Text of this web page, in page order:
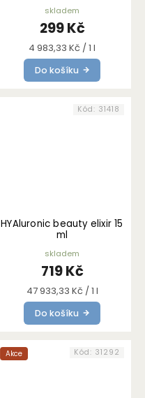
skladem
299 Kč
Měrná
cena:
4 983,33 Kč / 1 l
Do košíku
HYAluronic beauty elixir 15
ml
skladem
719 Kč
Měrná
cena:
47 933,33 Kč / 1 l
Do košíku
Kód: 31418
Akce Kód: 31292